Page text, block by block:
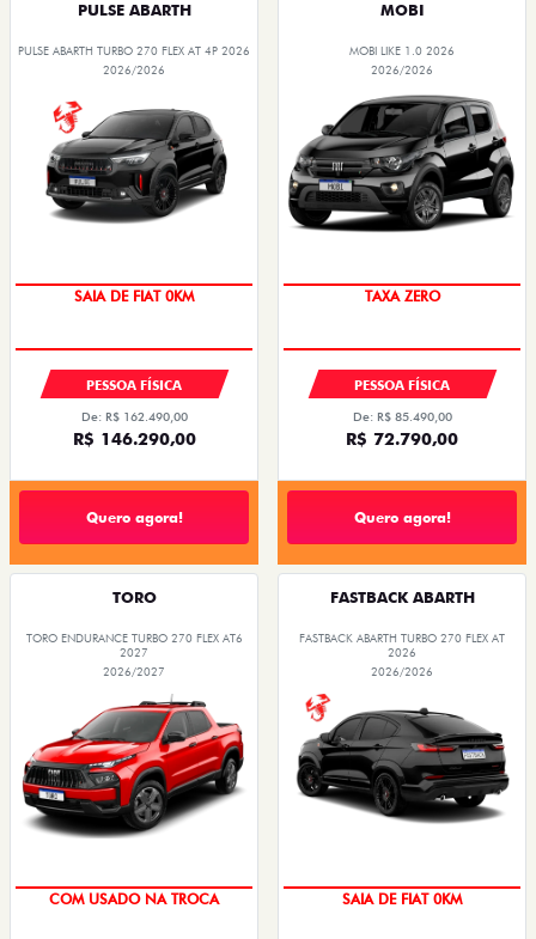
PULSE ABARTH
PULSE ABARTH TURBO 270 FLEX AT 4P 2026
2026/2026
SAIA DE FIAT 0KM
PESSOA FÍSICA
De: R$ 162.490,00
R$ 146.290,00
Quero agora!
MOBI
MOBI LIKE 1.0 2026
2026/2026
TAXA ZERO
PESSOA FÍSICA
De: R$ 85.490,00
R$ 72.790,00
Quero agora!
TORO
TORO ENDURANCE TURBO 270 FLEX AT6
2027
2026/2027
COM USADO NA TROCA
FASTBACK ABARTH
FASTBACK ABARTH TURBO 270 FLEX AT
2026
2026/2026
SAIA DE FIAT 0KM